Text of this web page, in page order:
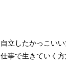
自立したかっこい
仕事で生きていく